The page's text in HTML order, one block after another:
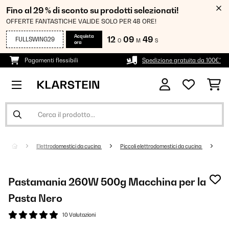
Fino al 29 % di sconto su prodotti selezionati!
OFFERTE FANTASTICHE VALIDE SOLO PER 48 ORE!
FULLSWING29
Acquista
ora
12 O 09 M 49 S
Pagamenti flessibili Spedizione gratuita da 100€*
Elettrodomestici da cucina Piccoli elettrodomestici da cucina
Pastamania 260W 500g Macchina per la
Pasta Nero
10 Valutazioni